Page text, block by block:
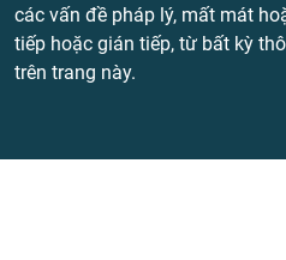
các vấn đề pháp lý, mất mát
tiếp hoặc gián tiếp, từ bất kỳ
trên trang này.